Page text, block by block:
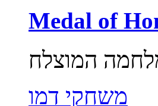
משחקי דמו